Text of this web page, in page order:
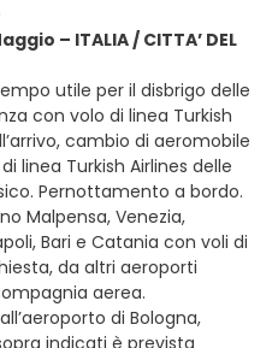
– ITALIA / CITTA’ DEL
utile per il disbrigo delle
con volo di linea Turkish
cambio di aeromobile
linea Turkish Airlines delle
Pernottamento a bordo.
Malpensa, Venezia,
Bari e Catania con voli di
da altri aeroporti
aerea.
di Bologna,
indicati è prevista